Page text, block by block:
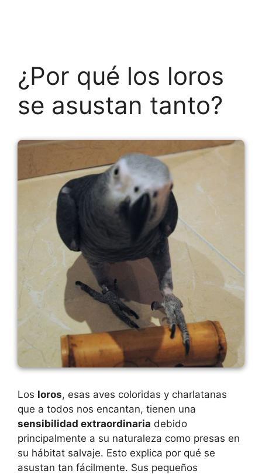
¿Por qué los loros
se asustan tanto?
Los loros, esas aves coloridas y charlatanas
que a todos nos encantan, tienen una
sensibilidad extraordinaria debido
principalmente a su naturaleza como presas en
su hábitat salvaje. Esto explica por qué se
asustan tan fácilmente. Sus pequeños